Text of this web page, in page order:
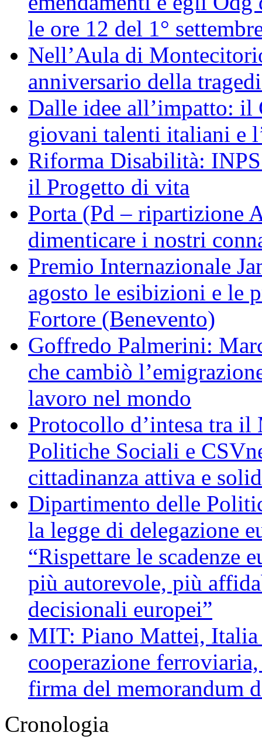
le ore 12 del 1°
Nell’Aula di
anniversario della
Dalle idee all’impatto: il
giovani talenti italiani e
Riforma Disabilità:
il Progetto di vita
Porta (Pd – ripartizione
dimenticare i nostri
Premio Internazionale
agosto le esibizioni e le
Fortore (Benevento)
Goffredo Palmerini:
che cambiò
lavoro nel mondo
Protocollo d’intesa tra
Politiche Sociali e
cittadinanza attiva e
Dipartimento delle
la legge di delegazione
“Rispettare le scadenze
più autorevole, più
decisionali europei”
MIT: Piano Mattei, Italia
cooperazione
firma del memorandum
Cronologia